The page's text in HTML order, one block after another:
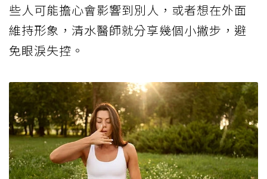
些人可能擔心會影響到別人，或者想在外面
維持形象，清水醫師就分享幾個小撇步，避
免眼淚失控。